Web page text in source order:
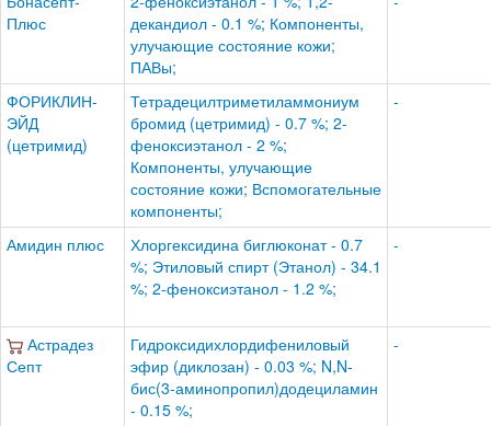
Плюс
декандиол - 0.1 %; Компоненты,
улучающие состояние кожи;
ПАВы;
ФОРИКЛИН-
ЭЙД
(цетримид)
Тетрадецилтриметиламмониум
бромид (цетримид) - 0.7 %; 2-
феноксиэтанол - 2 %;
Компоненты, улучающие
состояние кожи; Вспомогательные
компоненты;
-
Амидин плюс
Хлоргексидина биглюконат - 0.7
%; Этиловый спирт (Этанол) - 34.1
%; 2-феноксиэтанол - 1.2 %;
-
Астрадез
Септ
Гидроксидихлордифениловый
эфир (диклозан) - 0.03 %; N,N-
бис(3-аминопропил)додециламин
- 0.15 %;
-